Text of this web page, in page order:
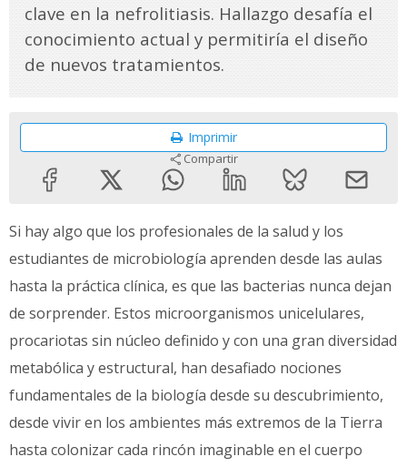
clave en la nefrolitiasis. Hallazgo desafía el
conocimiento actual y permitiría el diseño
de nuevos tratamientos.
Imprimir
Compartir
Si hay algo que los profesionales de la salud y los
estudiantes de microbiología aprenden desde las aulas
hasta la práctica clínica, es que las bacterias nunca dejan
de sorprender. Estos microorganismos unicelulares,
procariotas sin núcleo definido y con una gran diversidad
metabólica y estructural, han desafiado nociones
fundamentales de la biología desde su descubrimiento,
desde vivir en los ambientes más extremos de la Tierra
hasta colonizar cada rincón imaginable en el cuerpo